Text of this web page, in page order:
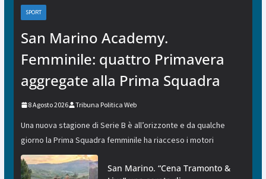
SPORT
San Marino Academy.
Femminile: quattro Primavera
aggregate alla Prima Squadra
8 Agosto 2026 Tribuna Politica Web
Una nuova stagione di Serie B è all’orizzonte e da qualche
giorno la Prima Squadra femminile ha riacceso i motori
San Marino. “Cena Tramonto &